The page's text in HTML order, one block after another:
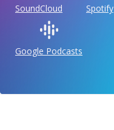
SoundCloud Spotify
Google Podcasts